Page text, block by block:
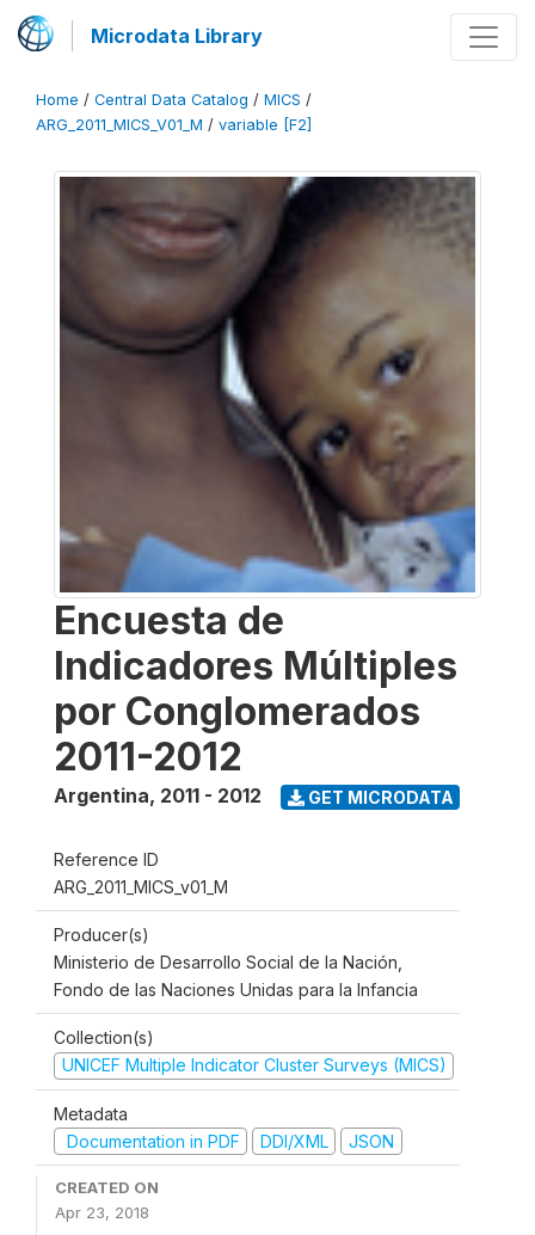
Microdata Library
Home / Central Data Catalog / MICS /
ARG_2011_MICS_V01_M / variable [F2]
Encuesta de
Indicadores Múltiples
por Conglomerados
2011-2012
Argentina, 2011 - 2012 GET MICRODATA
Reference ID
ARG_2011_MICS_v01_M
Producer(s)
Ministerio de Desarrollo Social de la Nación,
Fondo de las Naciones Unidas para la Infancia
Collection(s)
UNICEF Multiple Indicator Cluster Surveys (MICS)
Metadata
Documentation in PDF
DDI/XML JSON
CREATED ON
Apr 23, 2018